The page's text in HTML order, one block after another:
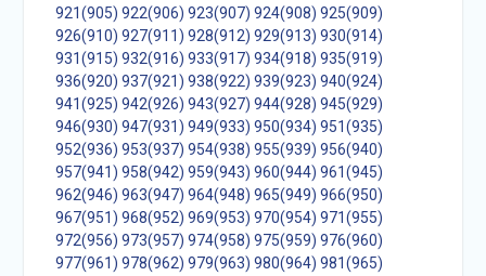
921(905) 922(906) 923(907) 924(908) 925(909)
926(910) 927(911) 928(912) 929(913) 930(914)
931(915) 932(916) 933(917) 934(918) 935(919)
936(920) 937(921) 938(922) 939(923) 940(924)
941(925) 942(926) 943(927) 944(928) 945(929)
946(930) 947(931) 949(933) 950(934) 951(935)
952(936) 953(937) 954(938) 955(939) 956(940)
957(941) 958(942) 959(943) 960(944) 961(945)
962(946) 963(947) 964(948) 965(949) 966(950)
967(951) 968(952) 969(953) 970(954) 971(955)
972(956) 973(957) 974(958) 975(959) 976(960)
977(961) 978(962) 979(963) 980(964) 981(965)